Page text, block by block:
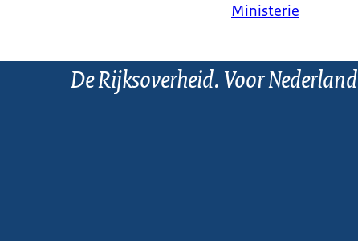
Ministerie
De Rijksoverheid. Voor Nederland